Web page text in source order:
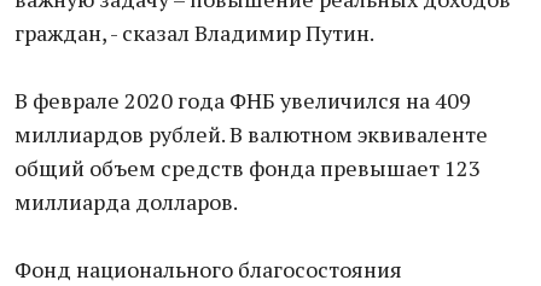
граждан, - сказал Владимир Путин.
В феврале 2020 года ФНБ увеличился на 409
миллиардов рублей. В валютном эквиваленте
общий объем средств фонда превышает 123
миллиарда долларов.
Фонд национального благосостояния